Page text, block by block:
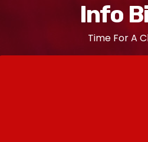
n
Info
Time For A